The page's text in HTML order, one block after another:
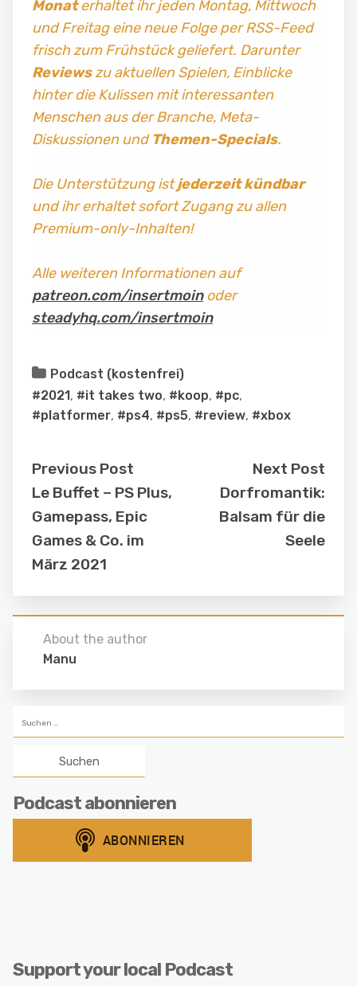
Monaterhaltet ihr jeden Montag, Mittwoch
und Freitag eine neue Folge per RSS-Feed
frisch zum Frühstück geliefert. Darunter
Reviewszu aktuellen Spielen, Einblicke
hinter die Kulissen mit interessanten
Menschen aus der Branche, Meta-
Diskussionen und Themen-Specials.
Die Unterstützung istjederzeit kündbar
und ihr erhaltet sofort Zugang zu allen
Premium-only-Inhalten!
Alle weiteren Informationen auf
patreon.com/insertmoinoder
steadyhq.com/insertmoin
Podcast (kostenfrei)
#2021, #it takes two, #koop, #pc,
#platformer, #ps4, #ps5, #review, #xbox
Previous Post
Le Buffet – PS Plus,
Gamepass, Epic
Games & Co. im
März 2021
Next Post
Dorfromantik:
Balsam für die
Seele
About the author
Manu
nach:
Podcast abonnieren
Support your local Podcast